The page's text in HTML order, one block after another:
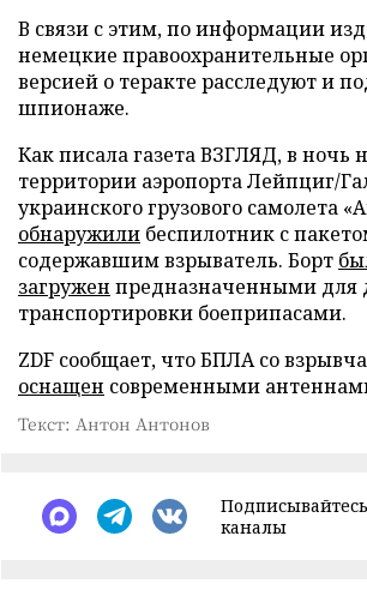
В связи с этим, по информации
немецкие правоохранительные
версией о теракте расследуют и
шпионаже.
Как писала газета ВЗГЛЯД, в ночь
территории аэропорта Лейпциг/
украинского грузового самолета
обнаружили беспилотник с
содержавшим взрыватель. Борт
загружен предназначенными для
транспортировки боеприпасами.
ZDF сообщает, что БПЛА со
оснащен современными
Текст: Антон Антонов
каналы